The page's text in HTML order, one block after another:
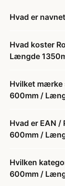
Hvad er
Hvad koster
Længde
Hvilket mærke
600mm /
Hvad er EAN /
600mm /
Hvilken
600mm /